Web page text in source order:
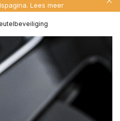
Lees meer